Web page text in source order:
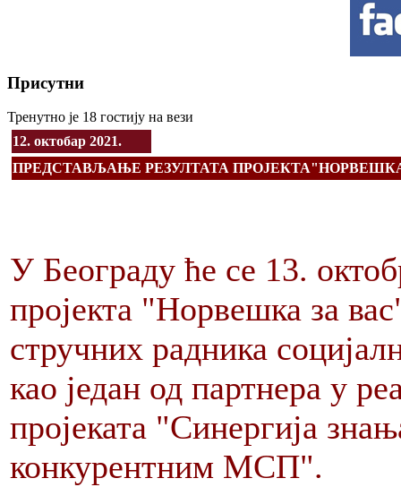
Присутни
Тренутно је 18 гостију на вези
12. октобар 2021.
ПРЕДСТАВЉАЊЕ РЕЗУЛТАТА
У Београду ће се 13.
пројекта "Норвешка за
стручних радника
као један од партнера у
пројеката "Синергија
конкурентним МСП".